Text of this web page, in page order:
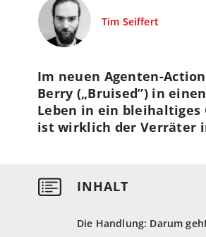
Tim Seiffert
Die Handlung: Darum
Im neuen Agenten-
Berry („Bruised”) in
Leben in ein bleihaltiges
ist wirklich der Verräter